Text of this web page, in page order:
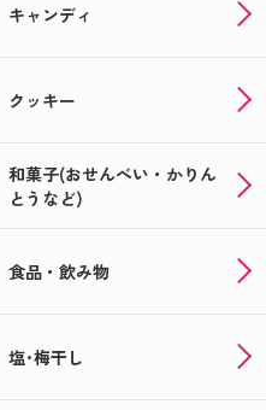
キャンディ
クッキー
和菓子(おせんべい・かりん
とうなど)
食品・飲み物
塩･梅干し